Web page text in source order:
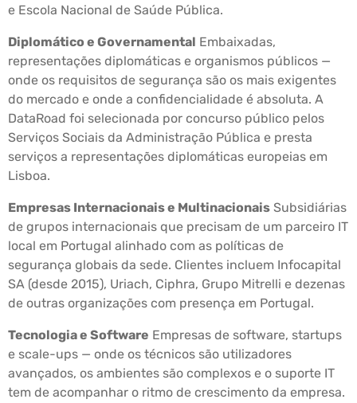
e Escola Nacional de Saúde Pública.
Diplomático e Governamental Embaixadas,
representações diplomáticas e organismos públicos —
onde os requisitos de segurança são os mais exigentes
do mercado e onde a confidencialidade é absoluta. A
DataRoad foi selecionada por concurso público pelos
Serviços Sociais da Administração Pública e presta
serviços a representações diplomáticas europeias em
Lisboa.
Empresas Internacionais e Multinacionais Subsidiárias
de grupos internacionais que precisam de um parceiro IT
local em Portugal alinhado com as políticas de
segurança globais da sede. Clientes incluem Infocapital
SA (desde 2015), Uriach, Ciphra, Grupo Mitrelli e dezenas
de outras organizações com presença em Portugal.
Tecnologia e Software Empresas de software, startups
e scale-ups — onde os técnicos são utilizadores
avançados, os ambientes são complexos e o suporte IT
tem de acompanhar o ritmo de crescimento da empresa.